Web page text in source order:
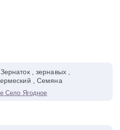
, зернавых ,
, Семяна
Село Ягодное